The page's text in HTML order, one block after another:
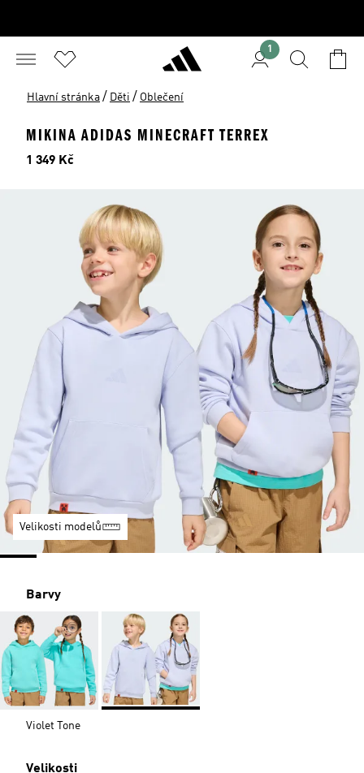
1
Hlavní stránka / Děti / Oblečení
MIKINA ADIDAS MINECRAFT TERREX
Cena
1 349 Kč
Velikosti modelů
Barvy
Violet Tone
Velikosti